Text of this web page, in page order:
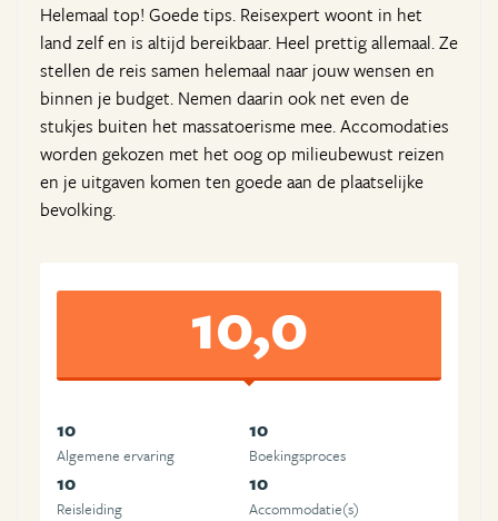
Helemaal top! Goede tips. Reisexpert woont in het
land zelf en is altijd bereikbaar. Heel prettig allemaal. Ze
stellen de reis samen helemaal naar jouw wensen en
binnen je budget. Nemen daarin ook net even de
stukjes buiten het massatoerisme mee. Accomodaties
worden gekozen met het oog op milieubewust reizen
en je uitgaven komen ten goede aan de plaatselijke
bevolking.
10,0
10
Algemene ervaring
10
Boekingsproces
10
Reisleiding
10
Accommodatie(s)